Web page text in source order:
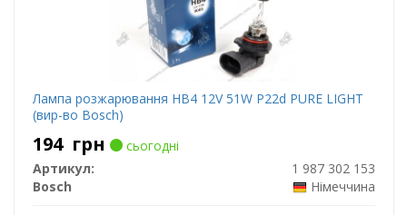
Лампа розжарювання HB4 12V 51W P22d PURE LIGHT
(вир-во Bosch)
194 грн
сьогодні
Артикул:
1 987 302 153
Bosch
Німеччина